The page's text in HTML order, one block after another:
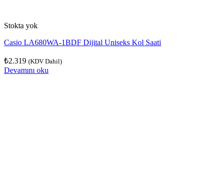
Stokta yok
Casio LA680WA-1BDF Dijital Uniseks Kol Saati
₺2.319 (KDV Dahil)
Devamını oku